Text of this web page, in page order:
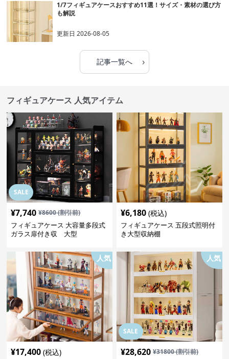
1/7フィギュアケースおすすめ11選！サイズ・素材の選び方
も解説
更新日2026-08-05
記事一覧へ ›
フィギュアケース 人気アイテム
SALE
¥7,740 ¥8600(割引前)
フィギュアケース 大容量多段式
ガラス扉付き収 大型
¥6,180 (税込)
フィギュアケース 五段式照明付
き大型収納棚
人気
¥17,400 (税込)
SALE
人気
¥28,620 ¥31800(割引前)